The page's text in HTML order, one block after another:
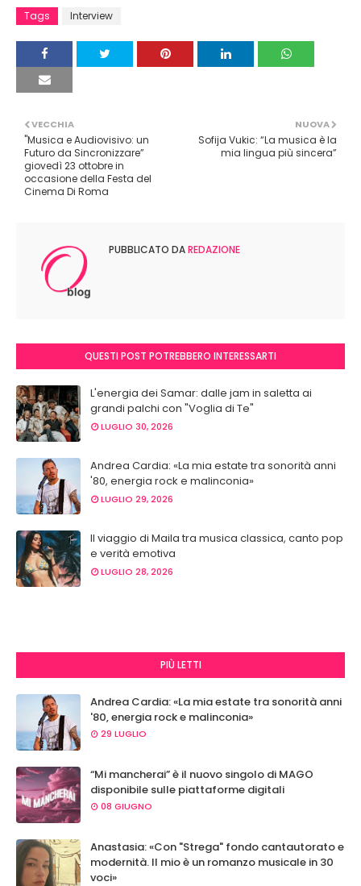
Tags Interview
NUOVA
Sofija Vukic: “La musica è la
mia lingua più sincera”
VECCHIA
"Musica e Audiovisivo: un
Futuro da Sincronizzare”
giovedì 23 ottobre in
occasione della Festa del
Cinema Di Roma
PUBBLICATO DAREDAZIONE
QUESTI POST POTREBBERO INTERESSARTI
L'energia dei Samar: dalle jam in saletta ai
grandi palchi con "Voglia di Te"
LUGLIO 30, 2026
Andrea Cardia: «La mia estate tra sonorità anni
'80, energia rock e malinconia»
LUGLIO 29, 2026
Il viaggio di Maila tra musica classica, canto pop
e verità emotiva
LUGLIO 28, 2026
PIÙ LETTI
Andrea Cardia: «La mia estate tra sonorità anni
'80, energia rock e malinconia»
29 LUGLIO
“Mi mancherai” è il nuovo singolo di MAGO
disponibile sulle piattaforme digitali
08 GIUGNO
Anastasia: «Con "Strega" fondo cantautorato e
modernità. Il mio è un romanzo musicale in 30
voci»